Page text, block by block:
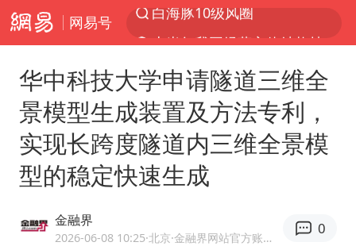
网易号
上半年我国经营主体结构持续优化
白海豚将给京津冀带来大暴雨
王传君 《披荆斩棘》
上海暴雨红色预警
华中科技大学申请隧道三维全
景模型生成装置及方法专利，
实现长跨度隧道内三维全景模
型的稳定快速生成
金融界
2026-06-08 10:25·北京 ·金融界网站官方账号 优质财经领域创作者
0